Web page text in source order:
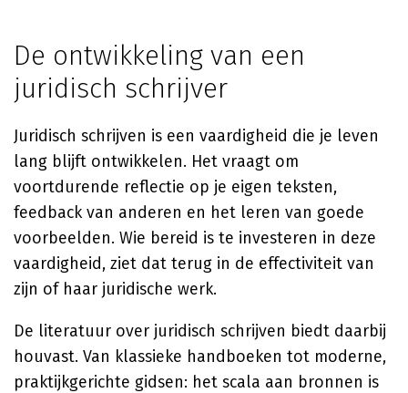
De ontwikkeling van een
juridisch schrijver
Juridisch schrijven is een vaardigheid die je leven
lang blijft ontwikkelen. Het vraagt om
voortdurende reflectie op je eigen teksten,
feedback van anderen en het leren van goede
voorbeelden. Wie bereid is te investeren in deze
vaardigheid, ziet dat terug in de effectiviteit van
zijn of haar juridische werk.
De literatuur over juridisch schrijven biedt daarbij
houvast. Van klassieke handboeken tot moderne,
praktijkgerichte gidsen: het scala aan bronnen is